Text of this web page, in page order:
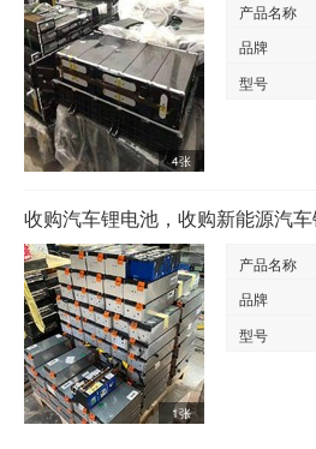
4张
产品名称
品牌
型号
收购汽车锂电池，收购新能源汽
1张
产品名称
品牌
型号